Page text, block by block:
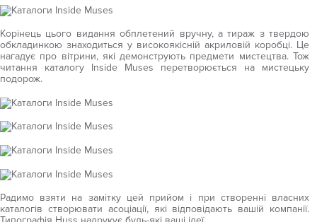
Корінець цього видання обплетений вручну, а тираж з твердою
обкладинкою знаходиться у високоякісній акриловій коробці. Це
нагадує про вітрини, які демонструють предмети мистецтва. Тож
читання каталогу Inside Muses перетворюється на мистецьку
подорож.
Радимо взяти на замітку цей прийом і при створенні власних
каталогів створювати асоціації, які відповідають вашій компанії.